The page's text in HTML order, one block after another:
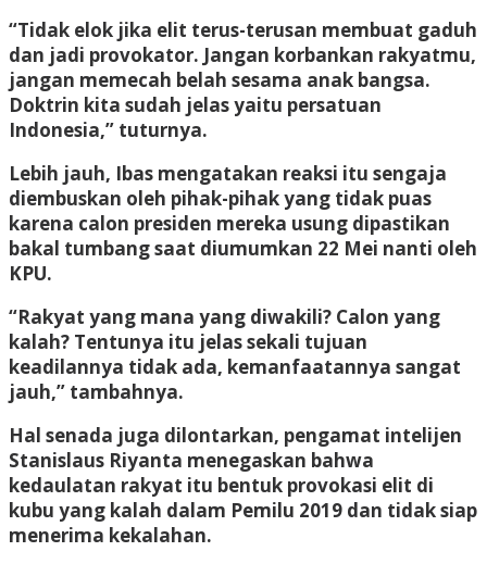
“Tidak elok jika elit terus-terusan membuat gaduh
dan jadi provokator. Jangan korbankan rakyatmu,
jangan memecah belah sesama anak bangsa.
Doktrin kita sudah jelas yaitu persatuan
Indonesia,” tuturnya.
Lebih jauh, Ibas mengatakan reaksi itu sengaja
diembuskan oleh pihak-pihak yang tidak puas
karena calon presiden mereka usung dipastikan
bakal tumbang saat diumumkan 22 Mei nanti oleh
KPU.
“Rakyat yang mana yang diwakili? Calon yang
kalah? Tentunya itu jelas sekali tujuan
keadilannya tidak ada, kemanfaatannya sangat
jauh,” tambahnya.
Hal senada juga dilontarkan, pengamat intelijen
Stanislaus Riyanta menegaskan bahwa
kedaulatan rakyat itu bentuk provokasi elit di
kubu yang kalah dalam Pemilu 2019 dan tidak siap
menerima kekalahan.